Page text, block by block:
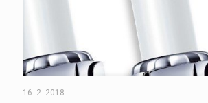
16. 2. 2018